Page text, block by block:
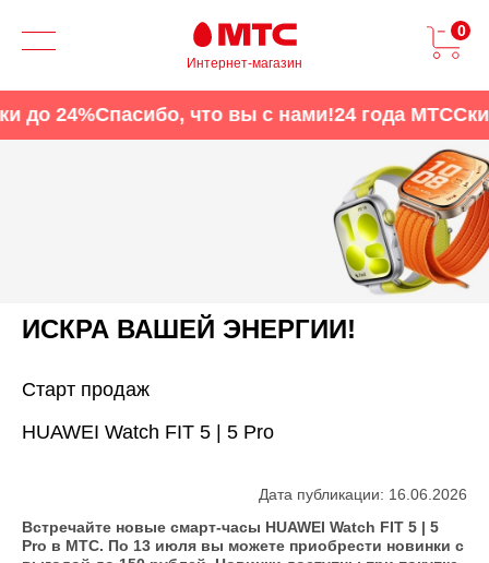
Интернет-магазин
0
24%Спасибо, что вы с нами!24 года МТССкидки
ИСКРА ВАШЕЙ ЭНЕРГИИ!
Старт продаж
HUAWEI Watch FIT 5 | 5 Pro
Дата публикации: 16.06.2026
Встречайте новые смарт-часы HUAWEI Watch FIT 5 | 5
Pro в МТС. По 13 июля вы можете приобрести новинки с